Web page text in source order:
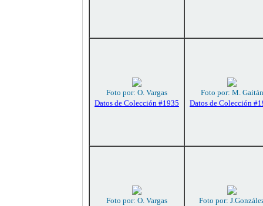
Foto por: O. Vargas
Datos de Colección #1935
Foto por: M. Gaitán
Datos de Colección
Foto por: O. Vargas
Foto por: